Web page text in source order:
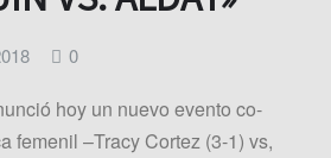
0
hoy un nuevo evento co-
femenil –Tracy Cortez (3-1) vs,